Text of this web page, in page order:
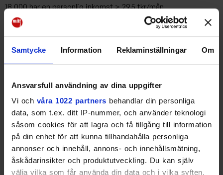
Samtycke Information Reklaminställningar Om
Ansvarsfull användning av dina uppgifter
Vi och våra 1022 partners behandlar din personliga
data, som t.ex. ditt IP-nummer, och använder teknologi
såsom cookies för att lagra och få tillgång till information
på din enhet för att kunna tillhandahålla personliga
annonser och innehåll, annons- och innehållsmätning,
åskådarinsikter och produktutveckling. Du kan själv
välja vilka som får använda din data och i vilka syften.
18 000 har en personlig inkomst > 29,5 tkr/mån
Orvesto 2023 Helår
Annoncér med Lokaltidningen
Mitt i
Send en gratis forespørgsel til os, så vender vi
tilbage til dig hurtigst muligt.
Gratis
Få prisoverslag